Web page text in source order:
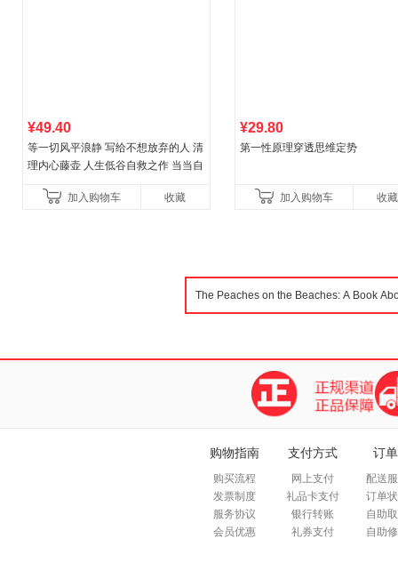
¥49.40
等一切风平浪静 写给不想放弃的人 清
理内心藤壶 人生低谷自救之作 当当自
加入购物车
收藏
¥29.80
第一性原理穿透思维定势
加入购物车 收藏
购物指南
购买流程
发票制度
服务协议
会员优惠
支付方式
网上支付
礼品卡支付
银行转账
礼券支付
订
配送
订单
自助
自助